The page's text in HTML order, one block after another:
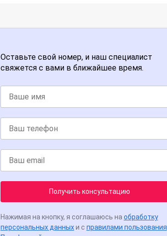
Оставьте свой номер, и наш специалист
свяжется с вами в ближайшее время.
Получить консультацию
Нажимая на кнопку, я соглашаюсь на обработку
персональных данныхи с правилами пользования